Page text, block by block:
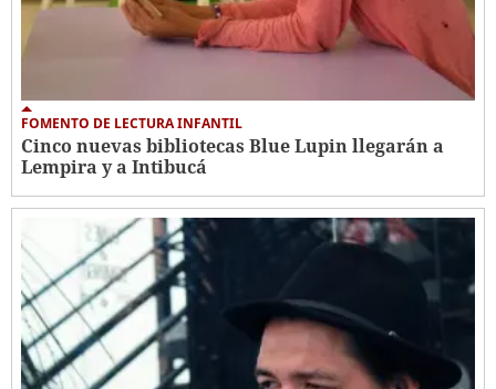
FOMENTO DE LECTURA INFANTIL
Cinco nuevas bibliotecas Blue Lupin llegarán a
Lempira y a Intibucá